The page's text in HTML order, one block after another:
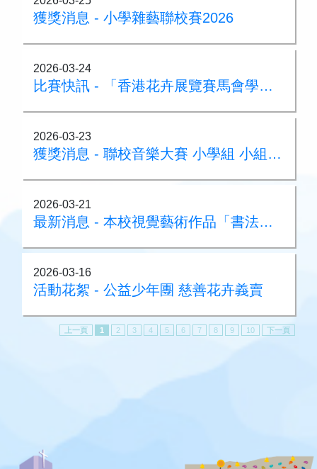
獲獎消息 - 小學雜藝聯校賽2026
2026-03-24
比賽快訊 - 「香港花卉展覽賽馬會學生繪畫比賽」
2026-03-23
獲獎消息 - 聯校音樂大賽 小學組 小組合奏（管弦樂 ）銀獎
2026-03-21
最新消息 - 本校視覺藝術作品「書法中的彩虹世界」於筲箕灣港鐵站展出
2026-03-16
活動花絮 - 公益少年團 慈善花卉義賣
上一頁 1 2 3 4 5 6 7 8 9 10 下一頁